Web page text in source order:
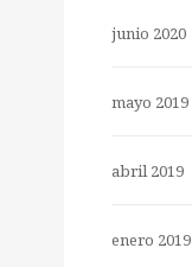
junio 2020
mayo 2019
abril 2019
enero 2019